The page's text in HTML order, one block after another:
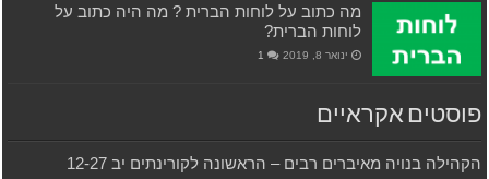
מה כתוב על לוחות הברית ? מה היה כתוב על
לוחות הברית?
ינואר 8, 2019 1
פוסטים אקראיים
הקהילה בנויה מאיברים רבים – הראשונה לקורינתים יב 12-27